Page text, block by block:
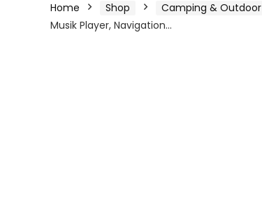
Home Shop Camping & Outdoor
Musik Player, Navigation…